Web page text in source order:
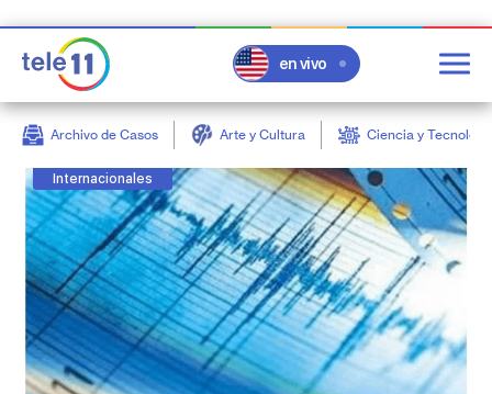
en vivo
Archivo de Casos Arte y Cultura Ciencia y
Internacionales
post